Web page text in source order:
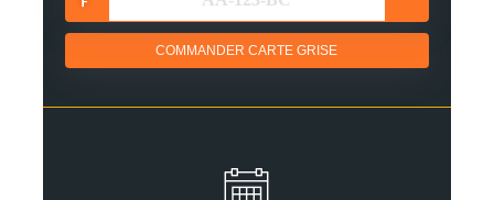
COMMANDER CARTE GRISE